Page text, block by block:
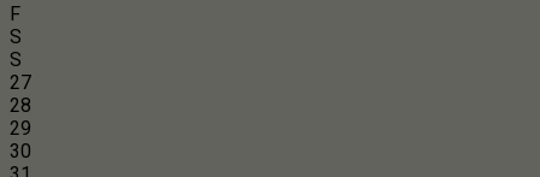
F
S
S
27
28
29
30